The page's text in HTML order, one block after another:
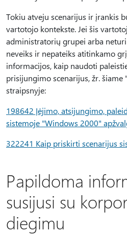
Tokiu atveju scenarijus ir įrankis
vartotojo kontekste. Jei šis
administratorių grupei arba
neveiks ir nepateiks atitinkamo
informacijos, kaip naudoti
prisijungimo scenarijus, žr. šiame
straipsnyje:
198642 Įėjimo, atsijungimo,
sistemoje "Windows 2000"
322241 Kaip priskirti scenarijus
Papildoma
susijusi su
diegimu